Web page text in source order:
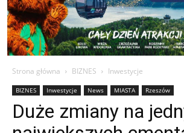
Strona główna BIZNES Inwestycje
BIZNES Inwestycje News MIASTA Rzeszów
Duże zmiany na